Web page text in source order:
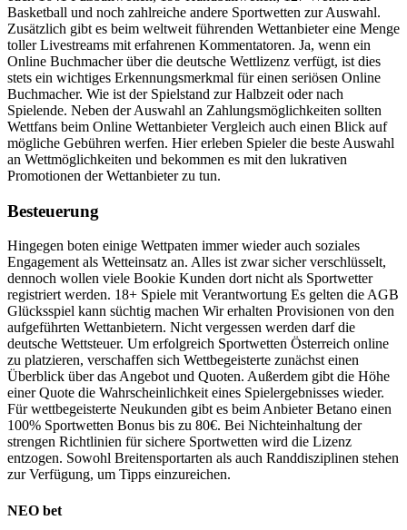
Basketball und noch zahlreiche andere Sportwetten zur Auswahl.
Zusätzlich gibt es beim weltweit führenden Wettanbieter eine Menge
toller Livestreams mit erfahrenen Kommentatoren. Ja, wenn ein
Online Buchmacher über die deutsche Wettlizenz verfügt, ist dies
stets ein wichtiges Erkennungsmerkmal für einen seriösen Online
Buchmacher. Wie ist der Spielstand zur Halbzeit oder nach
Spielende. Neben der Auswahl an Zahlungsmöglichkeiten sollten
Wettfans beim Online Wettanbieter Vergleich auch einen Blick auf
mögliche Gebühren werfen. Hier erleben Spieler die beste Auswahl
an Wettmöglichkeiten und bekommen es mit den lukrativen
Promotionen der Wettanbieter zu tun.
Besteuerung
Hingegen boten einige Wettpaten immer wieder auch soziales
Engagement als Wetteinsatz an. Alles ist zwar sicher verschlüsselt,
dennoch wollen viele Bookie Kunden dort nicht als Sportwetter
registriert werden. 18+ Spiele mit Verantwortung Es gelten die AGB
Glücksspiel kann süchtig machen Wir erhalten Provisionen von den
aufgeführten Wettanbietern. Nicht vergessen werden darf die
deutsche Wettsteuer. Um erfolgreich Sportwetten Österreich online
zu platzieren, verschaffen sich Wettbegeisterte zunächst einen
Überblick über das Angebot und Quoten. Außerdem gibt die Höhe
einer Quote die Wahrscheinlichkeit eines Spielergebnisses wieder.
Für wettbegeisterte Neukunden gibt es beim Anbieter Betano einen
100% Sportwetten Bonus bis zu 80€. Bei Nichteinhaltung der
strengen Richtlinien für sichere Sportwetten wird die Lizenz
entzogen. Sowohl Breitensportarten als auch Randdisziplinen stehen
zur Verfügung, um Tipps einzureichen.
NEO bet